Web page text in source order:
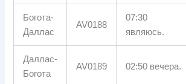
Богота-
Даллас
AV0188
07:30
являюсь.
Даллас-
Богота
AV0189 02:50 вечера.